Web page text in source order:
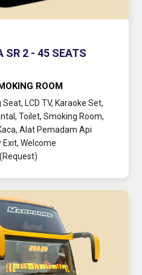
SR 2 - 45 SEATS
ROOM
LCD TV, Karaoke Set,
Toilet, Smoking Room,
Alat Pemadam Api
Exit, Welcome